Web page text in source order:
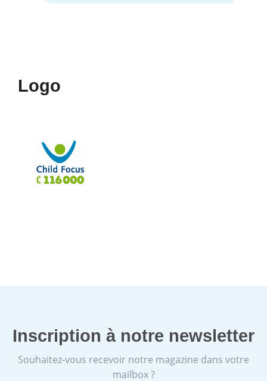
Logo
Inscription à notre newsletter
Souhaitez-vous recevoir notre magazine dans votre
mailbox ?